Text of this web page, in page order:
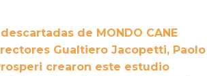
de MONDO CANE
Gualtiero Jacopetti, Paolo
crearon este estudio